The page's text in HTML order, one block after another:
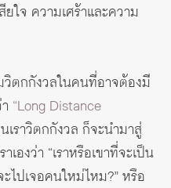
ใจ ความเศร้าและความ
ตกกังวลในคนที่อาจต้องมี
“Long Distance
เราวิตกกังวล ก็จะนำมาสู่
องว่า “เราหรือเขาที่จะเป็น
ไปเจอคนใหม่ไหม?” หรือ